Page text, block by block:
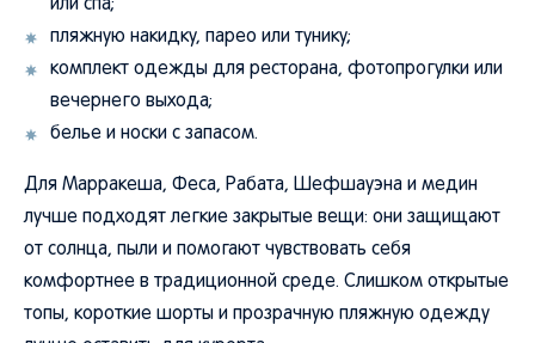
пляжную накидку, парео или тунику;
комплект одежды для ресторана, фотопрогулки или
вечернего выхода;
белье и носки с запасом.
лучше подходят легкие закрытые вещи: они защищают
от солнца, пыли и помогают чувствовать себя
комфортнее в традиционной среде. Слишком открытые
топы, короткие шорты и прозрачную пляжную одежду
лучше оставить для курорта.